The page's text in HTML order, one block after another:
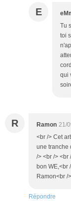
E
Tu
toi
qui
R Ramon 21/
<br /> Cet
une tranche
/> <br /> <br
bon WE,<br
Ramon<br />
Répondre